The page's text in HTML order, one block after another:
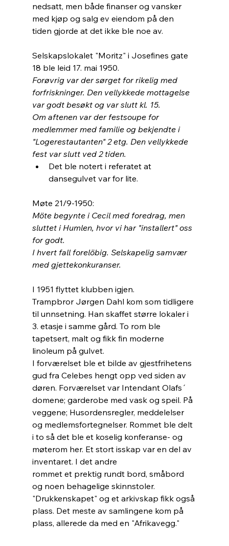
nedsatt, men både finanser og vansker
med kjøp og salg ev eiendom på den
tiden gjorde at det ikke ble noe av.
Selskapslokalet "Moritz" i Josefines gate
18 ble leid 17. mai 1950.
Forøvrig var der sørget for rikelig med
forfriskninger. Den vellykkede mottagelse
var godt besøkt og var slutt kl. 15.
Om aftenen var der festsoupe for
medlemmer med familie og bekjendte i
"Logerestautanten" 2 etg. Den vellykkede
fest var slutt ved 2 tiden.
Det ble notert i referatet at
dansegulvet var for lite.
Møte 21/9-1950:
Möte begynte i Cecil med foredrag, men
sluttet i Humlen, hvor vi har "installert" oss
for godt.
I hvert fall forelöbig. Selskapelig samvær
med gjettekonkuranser.
I 1951 flyttet klubben igjen.
Trampbror Jørgen Dahl kom som tidligere
til unnsetning. Han skaffet større lokaler i
3. etasje i samme gård. To rom ble
tapetsert, malt og fikk fin moderne
linoleum på gulvet.
I forværelset ble et bilde av gjestfrihetens
gud fra Celebes hengt opp ved siden av
døren. Forværelset var Intendant Olafs´
domene; garderobe med vask og speil. På
veggene; Husordensregler, meddelelser
og medlemsfortegnelser. Rommet ble delt
i to så det ble et koselig konferanse- og
møterom her. Et stort isskap var en del av
inventaret. I det andre
rommet et prektig rundt bord, småbord
og noen behagelige skinnstoler.
"Drukkenskapet" og et arkivskap fikk også
plass. Det meste av samlingene kom på
plass, allerede da med en "Afrikavegg."